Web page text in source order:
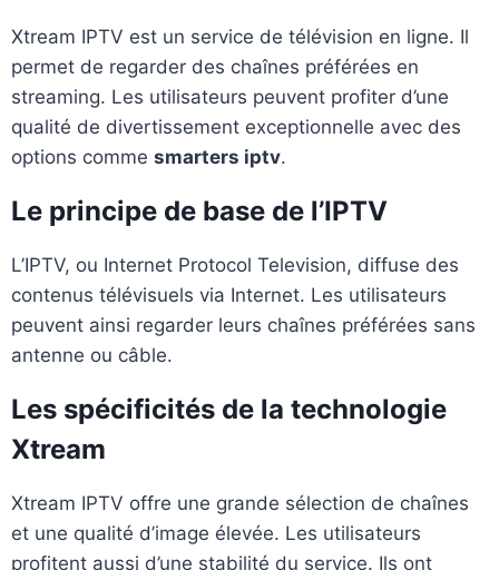
Xtream IPTV est un service de télévision en ligne. Il
permet de regarder des chaînes préférées en
streaming. Les utilisateurs peuvent profiter d’une
qualité de divertissement exceptionnelle avec des
options comme smarters iptv.
Le principe de base de l’IPTV
L’IPTV, ou Internet Protocol Television, diffuse des
contenus télévisuels via Internet. Les utilisateurs
peuvent ainsi regarder leurs chaînes préférées sans
antenne ou câble.
Les spécificités de la technologie
Xtream
Xtream IPTV offre une grande sélection de chaînes
et une qualité d’image élevée. Les utilisateurs
profitent aussi d’une stabilité du service. Ils ont